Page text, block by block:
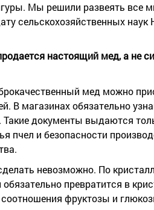
Мы решили развеять
сельскохозяйственных
настоящий мед, а не
мед можно
В магазинах обязательно
Такие документы выдаются
пчел и безопасности
невозможно. По
превратится в
фруктозы и